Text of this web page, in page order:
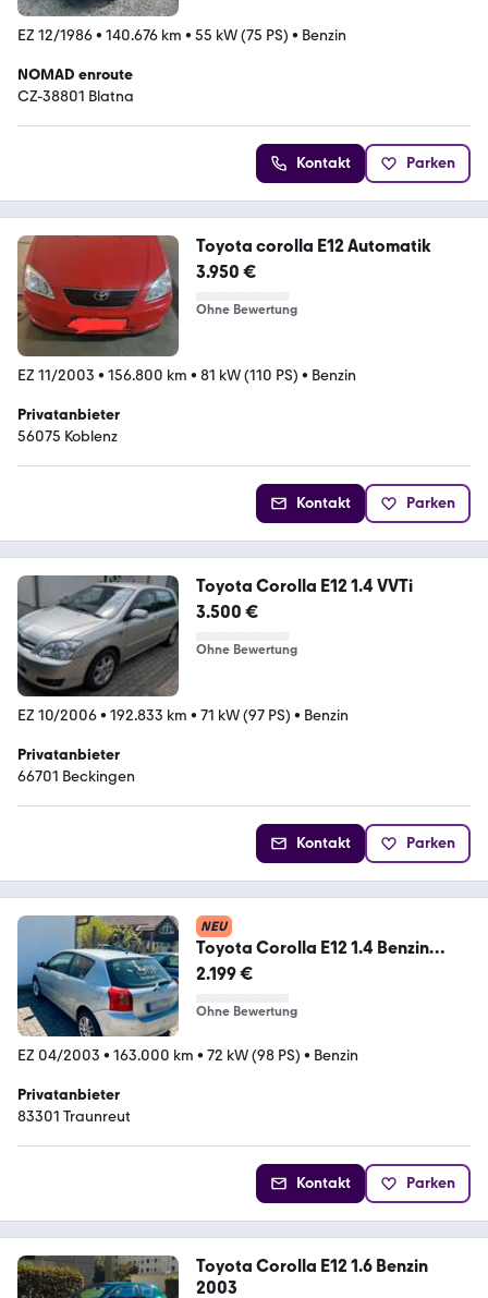
EZ 12/1986• 140.676 km • 55 kW (75 PS) • Benzin
NOMAD enroute
CZ-38801 Blatna
Kontakt Parken
Toyota corolla E12 Automatik
3.950 €
Ohne Bewertung
EZ 11/2003 • 156.800 km • 81 kW (110 PS) • Benzin
Privatanbieter
56075 Koblenz
Kontakt Parken
Toyota Corolla E12 1.4 VVTi
3.500 €
Ohne Bewertung
EZ 10/2006• 192.833 km • 71 kW (97 PS) • Benzin
Privatanbieter
66701 Beckingen
Kontakt Parken
NEU
Toyota Corolla E12 1.4 Benzin
/Klima/8fach...
2.199 €
Ohne Bewertung
EZ 04/2003 • 163.000 km • 72 kW (98 PS) • Benzin
Privatanbieter
83301 Traunreut
Kontakt Parken
Toyota Corolla E12 1.6 Benzin
2003